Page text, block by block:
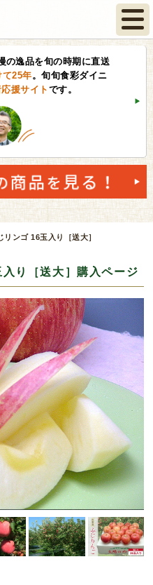
の逸品を旬の時期に直送
て25年。旬旬食彩ダイニ
援サイト です。
リンゴ 16玉入り［送大］
り［送大］購入ページ